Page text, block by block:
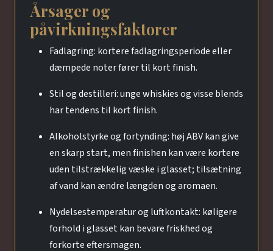
Årsager og
påvirkningsfaktorer
Fadlagring: kortere fadlagringsperiode eller
dæmpede noter fører til kort finish.
Stil og destilleri: unge whiskies og visse blends
har tendens til kort finish.
Alkoholstyrke og fortynding: høj ABV kan give
en skarp start, men finishen kan være kortere
uden tilstrækkelig væske i glasset; tilsætning
af vand kan ændre længden og aromaen.
Nydelsestemperatur og luftkontakt: køligere
forhold i glasset kan bevare friskhed og
forkorte eftersmagen.